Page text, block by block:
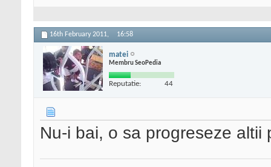
16th February 2011, 16:58
matei
Membru SeoPedia
Reputatie: 44
Nu-i bai, o sa progreseze altii